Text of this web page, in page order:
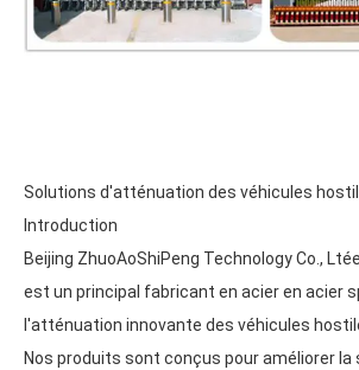
Solutions d'atténuation des véhicules
Introduction
Beijing ZhuoAoShiPeng Technology Co. ,
est un principal fabricant en acier en acier
l'atténuation innovante des véhicules
Nos produits sont conçus pour améliorer la